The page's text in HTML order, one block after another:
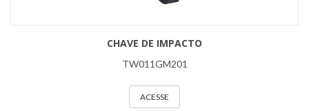
CHAVE DE IMPACTO
TW011GM201
ACESSE